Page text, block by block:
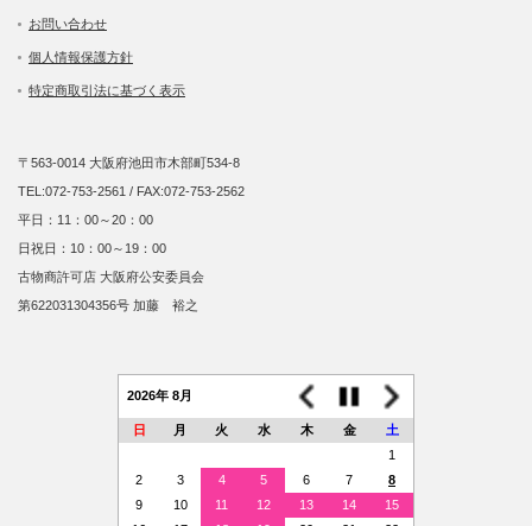
お問い合わせ
個人情報保護方針
特定商取引法に基づく表示
〒563-0014 大阪府池田市木部町534-8
TEL:072-753-2561 / FAX:072-753-2562
平日：11：00～20：00
日祝日：10：00～19：00
古物商許可店 大阪府公安委員会
第622031304356号 加藤 裕之
2026年 8月
日 月 火 水 木 金
土
1
2
3 4 5 6 7
8
9
10 11 12 13 14
15